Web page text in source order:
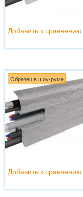
Добавить к сравнению
Образец в шоу-руме
Добавить к сравнению